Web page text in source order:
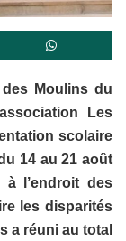
Moulins du
Les
scolaire
14 au 21 août
l’endroit des
les disparités
a réuni au total